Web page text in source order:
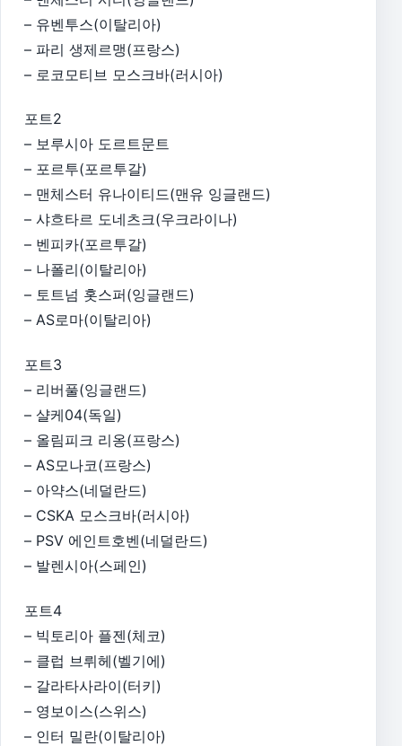
– 유벤투스(이탈리아)
– 파리 생제르맹(프랑스)
– 로코모티브 모스크바(러시아)
포트2
– 보루시아 도르트문트
– 포르투(포르투갈)
– 맨체스터 유나이티드(맨유 잉글랜드)
– 샤흐타르 도네츠크(우크라이나)
– 벤피카(포르투갈)
– 나폴리(이탈리아)
– 토트넘 홋스퍼(잉글랜드)
– AS로마(이탈리아)
포트3
– 리버풀(잉글랜드)
– 샬케04(독일)
– 올림피크 리옹(프랑스)
– AS모나코(프랑스)
– 아약스(네덜란드)
– CSKA 모스크바(러시아)
– PSV 에인트호벤(네덜란드)
– 발렌시아(스페인)
포트4
– 빅토리아 플젠(체코)
– 클럽 브뤼헤(벨기에)
– 갈라타사라이(터키)
– 영보이스(스위스)
– 인터 밀란(이탈리아)